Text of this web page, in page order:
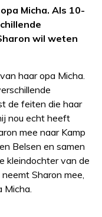
Micha. Als 10-
wil weten
haar opa Micha.
de feiten die haar
nou echt heeft
mee naar Kamp
Belsen en samen
kleindochter van de
Sharon mee,
Micha.